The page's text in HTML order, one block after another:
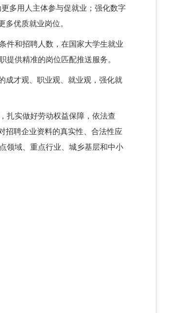
多用人主体参与促就业；强化数字
优质就业岗位。
件和招聘人数，在国家大学生就业
供精准的岗位匹配推送服务。
成才观、职业观、就业观，强化就
扎实做好劳动权益保障，依法查
招聘企业资料的真实性、合法性应
领域、重点行业、城乡基层和中小